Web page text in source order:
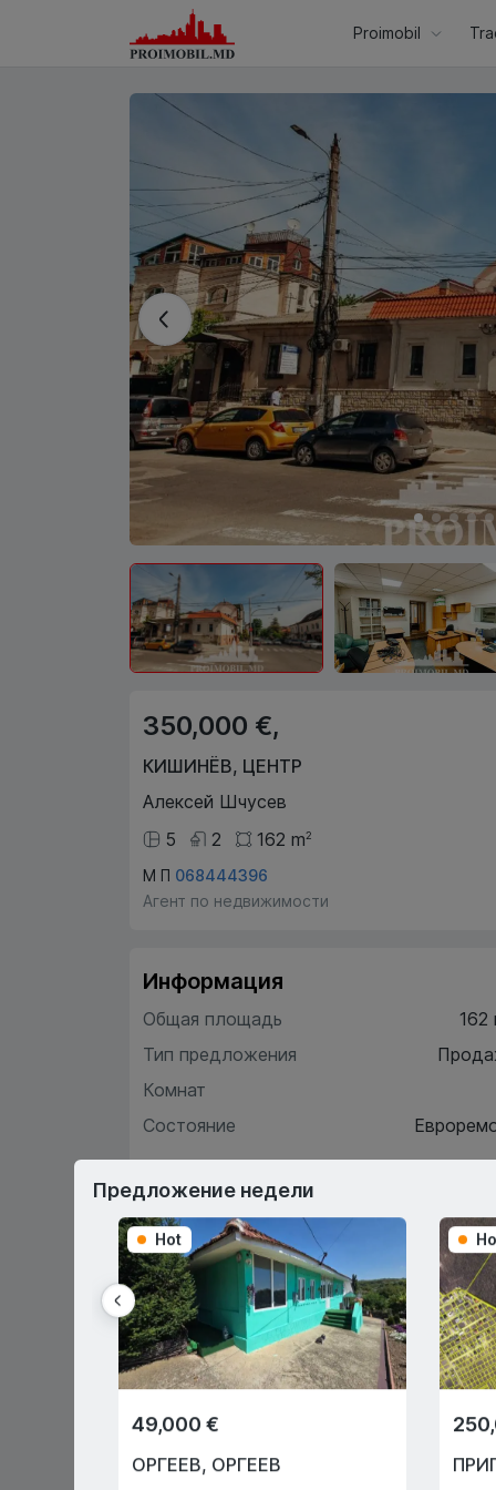
350,000 €,
КИШИНЁВ, ЦЕНТР
Алексей Шчусев
5
2 162 m2
М П 068444396
Агент по недвижимости
Информация
Общая площадь
162
Тип предложения
Комнат
Состояние
Или через государственную
программу "Prima Casă" с 10%
первоначальным взносом!
Proimobil
Предложение недели
Hot
49,000 €
ОРГЕЕВ, ОРГЕЕВ